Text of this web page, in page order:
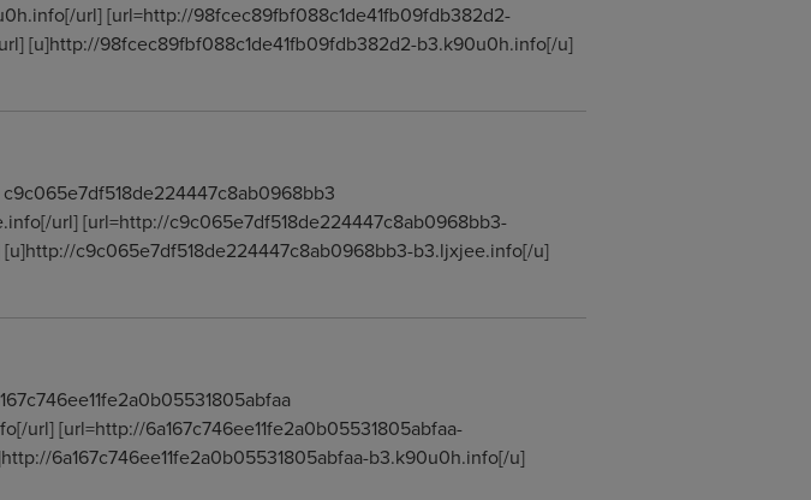
url] [url=http://98fcec89fbf088c1de41fb09fdb382d2-
[u]http://98fcec89fbf088c1de41fb09fdb382d2-b3.k90u0h.info[/u]
url] [url=http://c9c065e7df518de224447c8ab0968bb3-
c9c065e7df518de224447c8ab0968bb3-b3.ljxjee.info[/u]
url] [url=http://6a167c746ee11fe2a0b05531805abfaa-
6a167c746ee11fe2a0b05531805abfaa-b3.k90u0h.info[/u]